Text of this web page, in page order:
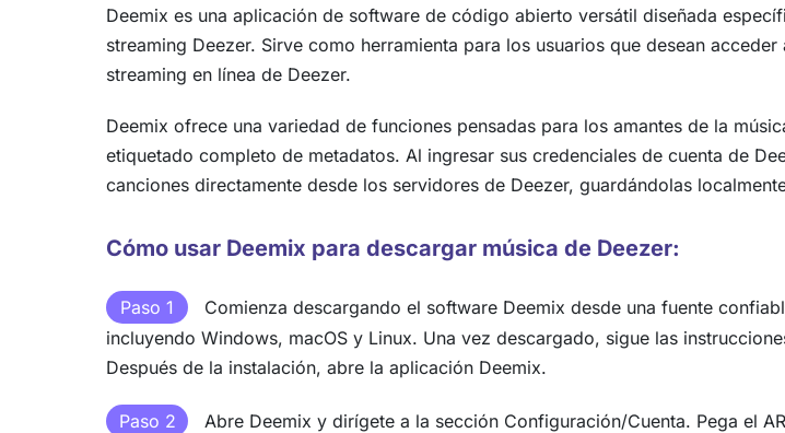
Deemix es una aplicación de software de código abierto versátil diseñada
streaming Deezer. Sirve como herramienta para los usuarios que desean
streaming en línea de Deezer.
Deemix ofrece una variedad de funciones pensadas para los amantes de la
etiquetado completo de metadatos. Al ingresar sus credenciales de cuenta de
canciones directamente desde los servidores de Deezer, guardándolas
Cómo usar Deemix para descargar música de Deezer:
Paso 1
Comienza descargando el software Deemix desde una fuente
incluyendo Windows, macOS y Linux. Una vez descargado, sigue las
Después de la instalación, abre la aplicación Deemix.
Paso 2
Abre Deemix y dirígete a la sección Configuración/Cuenta. Pega el